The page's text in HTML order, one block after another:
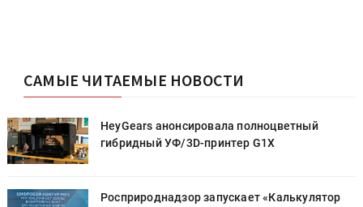
САМЫЕ ЧИТАЕМЫЕ НОВОСТИ
HeyGears анонсировала полноцветный
гибридный УФ/3D-принтер G1X
Росприроднадзор запускает «Калькулятор